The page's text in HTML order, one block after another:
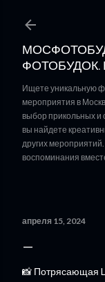
ФОТОБУДОК.
Ищете уникальную
мероприятия в
выбор прикольных и
вы найдете
других
воспоминания
апреля 15, 2024
📸 Потрясающая